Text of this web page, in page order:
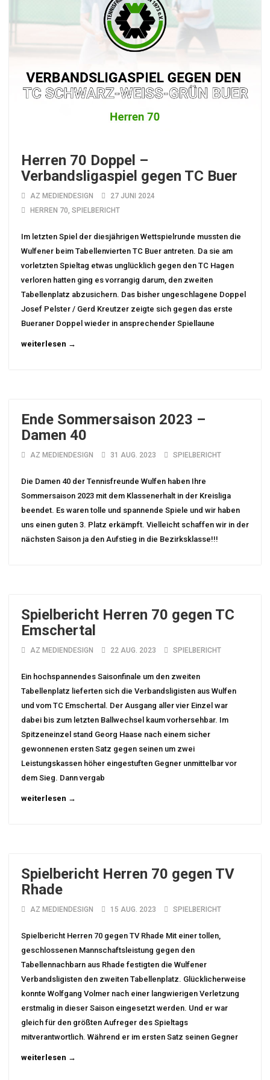
Herren 70 Doppel –
Verbandsligaspiel gegen TC Buer
AZ MEDIENDESIGN
27 JUNI 2024
HERREN 70 SPIELBERICHT
Im letzten Spiel der diesjährigen Wettspielrunde mussten die
Wulfener beim Tabellenvierten TC Buer antreten. Da sie am
vorletzten Spieltag etwas unglücklich gegen den TC Hagen
verloren hatten ging es vorrangig darum, den zweiten
Tabellenplatz abzusichern. Das bisher ungeschlagene Doppel
Josef Pelster / Gerd Kreutzer zeigte sich gegen das erste
Bueraner Doppel wieder in ansprechender Spiellaune
weiterlesen →
Ende Sommersaison 2023 –
Damen 40
AZ MEDIENDESIGN 31 AUG. 2023 SPIELBERICHT
Die Damen 40 der Tennisfreunde Wulfen haben Ihre
Sommersaison 2023 mit dem Klassenerhalt in der Kreisliga
beendet. Es waren tolle und spannende Spiele und wir haben
uns einen guten 3. Platz erkämpft. Vielleicht schaffen wir in der
nächsten Saison ja den Aufstieg in die Bezirksklasse!!!
Spielbericht Herren 70 gegen TC
Emschertal
AZ MEDIENDESIGN 22 AUG. 2023 SPIELBERICHT
Ein hochspannendes Saisonfinale um den zweiten
Tabellenplatz lieferten sich die Verbandsligisten aus Wulfen
und vom TC Emschertal. Der Ausgang aller vier Einzel war
dabei bis zum letzten Ballwechsel kaum vorhersehbar. Im
Spitzeneinzel stand Georg Haase nach einem sicher
gewonnenen ersten Satz gegen seinen um zwei
Leistungskassen höher eingestuften Gegner unmittelbar vor
dem Sieg. Dann vergab
weiterlesen →
Spielbericht Herren 70 gegen TV
Rhade
AZ MEDIENDESIGN 15 AUG. 2023 SPIELBERICHT
Spielbericht Herren 70 gegen TV Rhade Mit einer tollen,
geschlossenen Mannschaftsleistung gegen den
Tabellennachbarn aus Rhade festigten die Wulfener
Verbandsligisten den zweiten Tabellenplatz. Glücklicherweise
konnte Wolfgang Volmer nach einer langwierigen Verletzung
erstmalig in dieser Saison eingesetzt werden. Und er war
gleich für den größten Aufreger des Spieltags
mitverantwortlich. Während er im ersten Satz seinen Gegner
weiterlesen →